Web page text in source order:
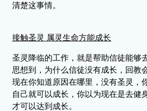
清楚这事情。
接触圣灵 属灵生命方能成长
圣灵降临的工作，就是帮助信徒能够
思想到，为什么信徒没有成长，回教
现在你知道原因在哪里，没有圣灵，
自己就可以成长，你以为现在是去健
才可以达到成长。